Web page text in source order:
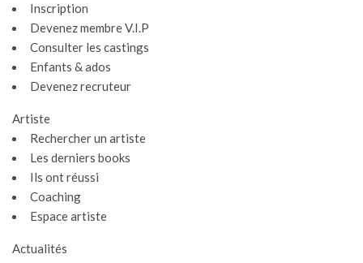
Inscription
Devenez membre V.I.P
Consulter les castings
Enfants & ados
Devenez recruteur
Artiste
Rechercher un artiste
Les derniers books
Ils ont réussi
Coaching
Espace artiste
Actualités
Gestion des cookies